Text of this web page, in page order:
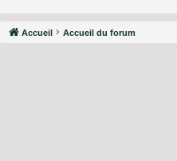
Accueil Accueil du forum